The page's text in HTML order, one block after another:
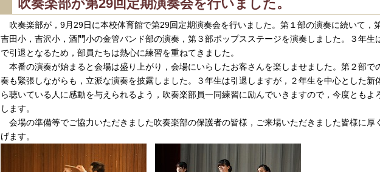
吹奏楽部が第29回定期演奏会を行いました。
吹奏楽部が，9月29日に本校体育館で第29回定期演奏会を行いました。第１部の演奏に続いて，
吉田小，吉沢小，酒門小の金管バンド部の演奏，第３部ポップスステージを演奏しました。３年生
で引退となるため，部員たちは熱心に練習を重ねてきました。
本番の演奏が始まると会場は盛り上がり，会場にいらしたお客さんを楽しませました。第２部で
奏も緊張しながらも，立派な演奏を披露しました。３年生は引退しますが，２年生を中心とした新
ら聴いている人に感動を与えられるよう，吹奏楽部員一同練習に励んでいきますので，今度ともよ
します。
会場の準備等でご協力いただきました吹奏楽部の保護者の皆様，ご来場いただきました皆様に厚
げます。